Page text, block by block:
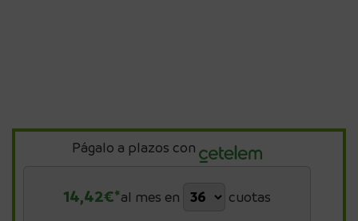
Págalo a plazos con
14,42€*al mes en cuotas